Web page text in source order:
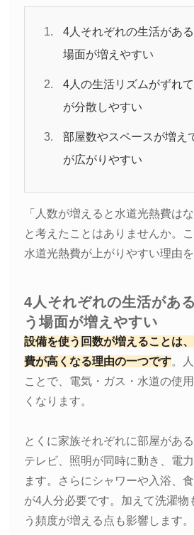
4人それぞれの生活があ
場面が増えやすい
4人の生活リズムがずれ
が分散しやすい
部屋数やスペースが増え
が広がりやすい
「人数が増えると水道光熱費は
と考えたことはありませんか。
水道光熱費が上がりやすい理由
4人それぞれの生活があ
う場面が増えやすい
設備を使う回数が増えることは
費が高くなる理由の一つです。
ことで、電気・ガス・水道の使
くなります。
とくに家族それぞれに部屋があ
テレビ、照明が同時に動き、電
ます。さらにシャワーや入浴、
が4人分必要です。加えて洗濯物
う頻度が増える点も影響します。